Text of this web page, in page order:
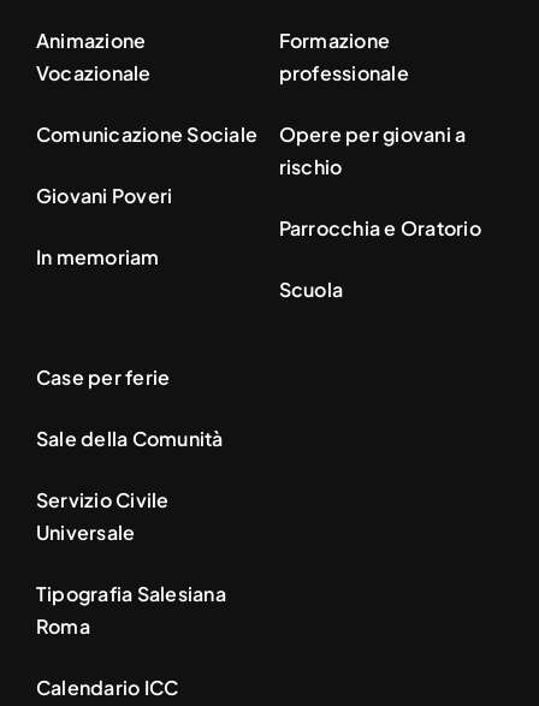
Animazione
Vocazionale
Comunicazione Sociale
Giovani Poveri
In memoriam
Formazione
professionale
Opere per giovani a
rischio
Parrocchia e Oratorio
Scuola
Case per ferie
Sale della Comunità
Servizio Civile
Universale
Tipografia Salesiana
Roma
Calendario ICC